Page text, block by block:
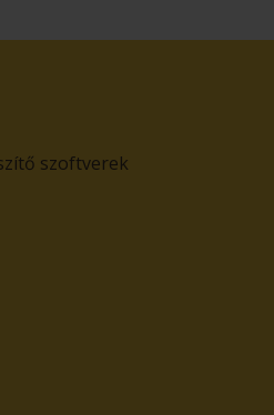
szoftverek